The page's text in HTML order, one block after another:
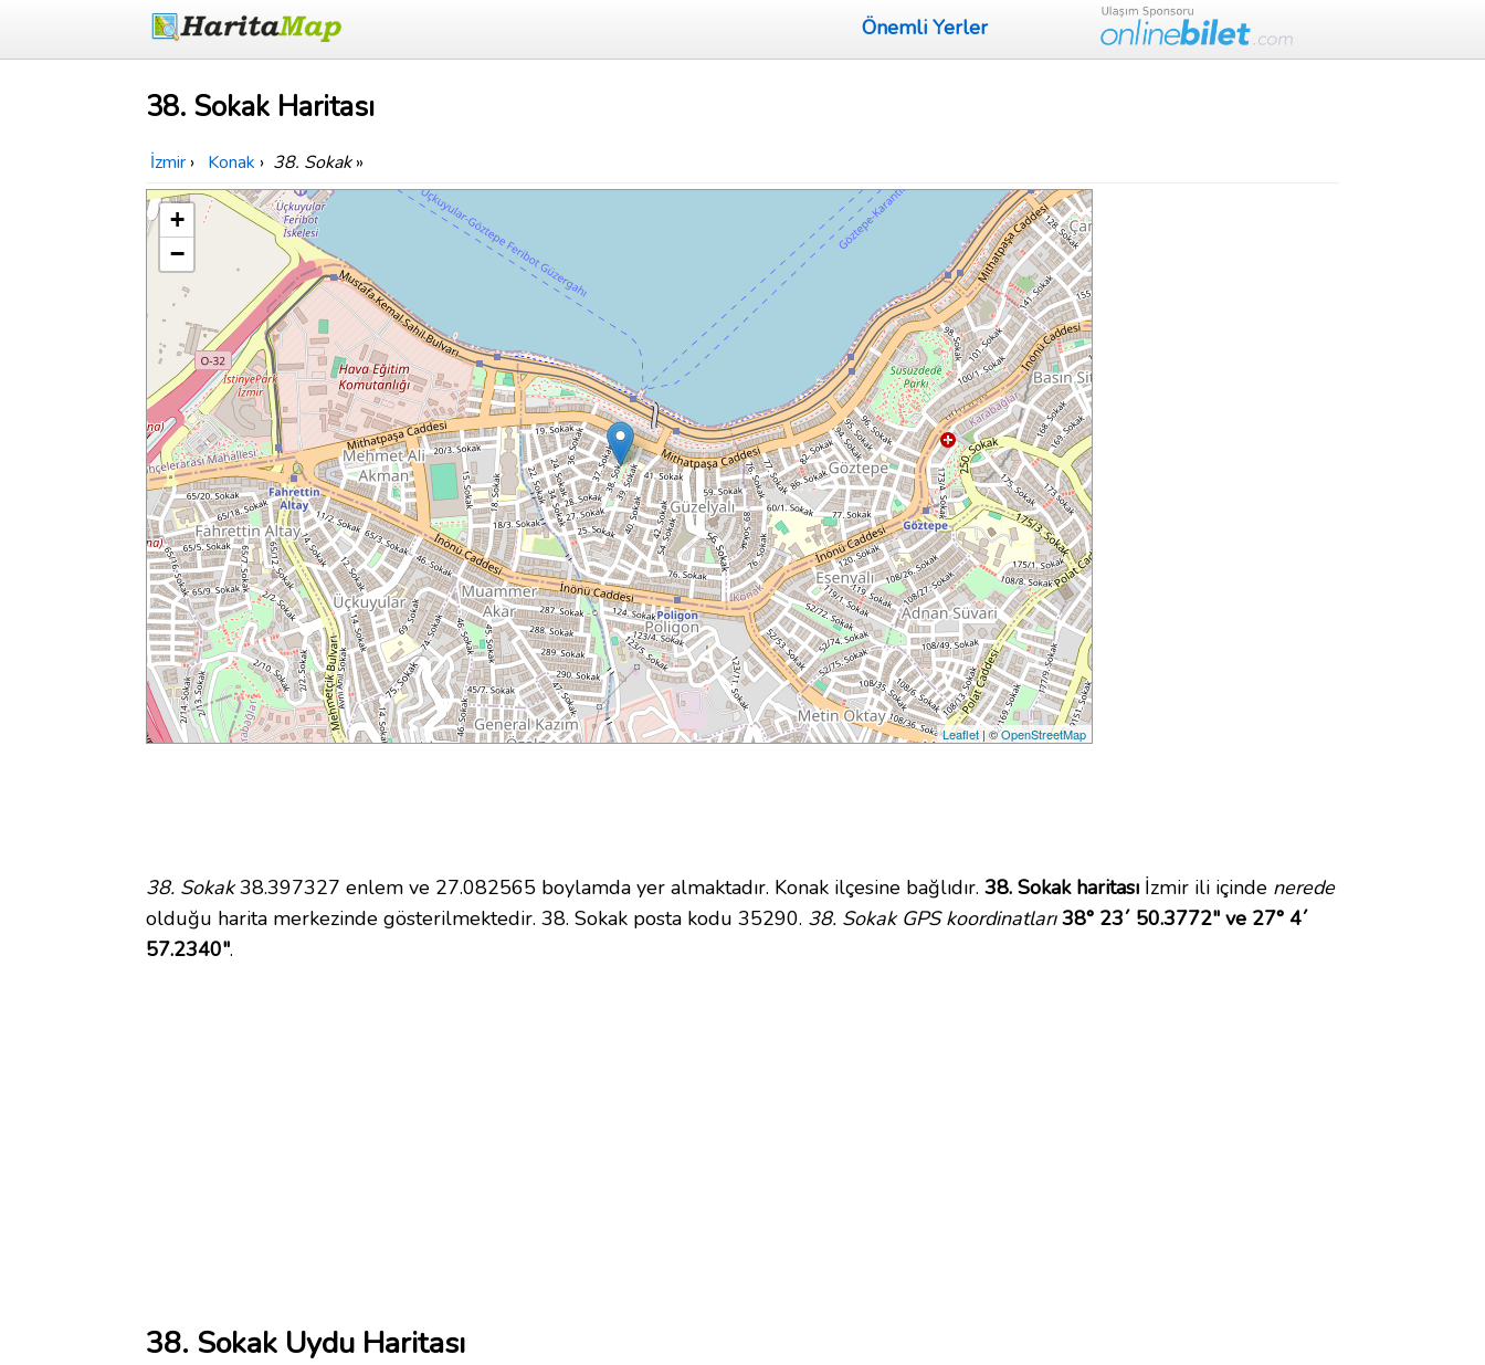
Önemli Yerler
38. Sokak Haritası
İzmir › Konak › 38. Sokak»
+
−
Leaflet | ©OpenStreetMap
38. Sokak38.397327 enlem ve 27.082565 boylamda yer almaktadır. Konak ilçesine bağlıdır. 38. Sokak haritası İzmir ili içinde nerede
olduğu harita merkezinde gösterilmektedir. 38. Sokak posta kodu 35290. 38. Sokak GPS koordinatları 38° 23´ 50.3772" ve 27° 4´
57.2340".
38. Sokak Uydu Haritası